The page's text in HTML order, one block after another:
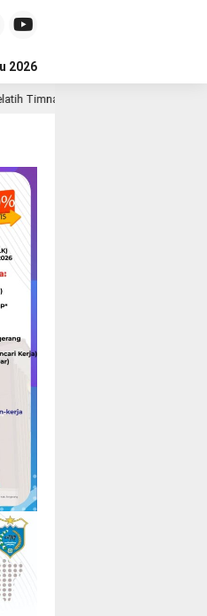
2026
Era Baru La Celeste Dimulai